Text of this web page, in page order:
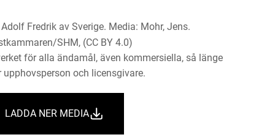
Fredrik av Sverige. Media: Mohr, Jens.
SHM, (CC BY 4.0)
för alla ändamål, även kommersiella, så länge
upphovsperson och licensgivare.
LADDA NER MEDIA